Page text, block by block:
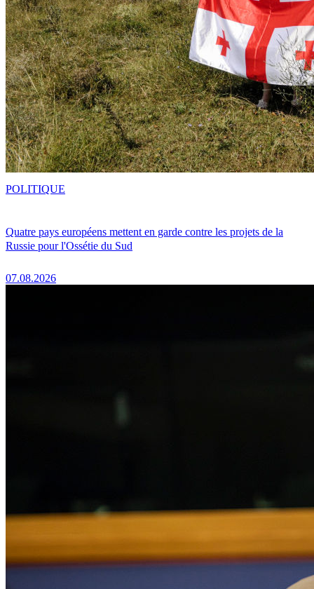
Quatre pays européens mettent en garde contre les projets de la
Russie pour l'Ossétie du Sud
07.08.2026
POLITIQUE